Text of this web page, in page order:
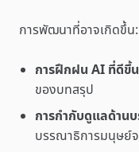
การพัฒนาที่อาจเกิดขึ้น:
การฝึกฝน AI ที่ดีขึ้น
ของบทสรุป
การกำกับดูแลด้าน
บรรณาธิการมนุษย์จ